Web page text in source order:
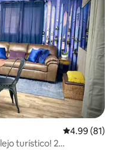
Calificación
4.99 (81)
turístico! 2